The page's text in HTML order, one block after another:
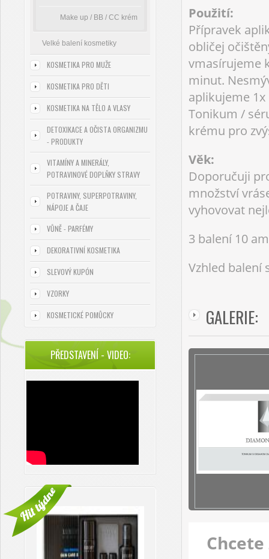
Make up / BB / CC krém
Velké balení kosmetiky
KOSMETIKA PRO MUŽE
KOSMETIKA PRO DĚTI
KOSMETIKA NA TĚLO A VLASY
DETOXIKACE A OČISTA ORGANIZMU
- PRODUKTY
VITAMÍNY A MINERÁLY,
POTRAVINOVÉ DOPLŇKY STRAVY
POTRAVINY, SUPERPOTRAVINY,
NÁPOJE A ČAJE
VŮNĚ - PARFÉMY
DEKORATIVNÍ KOSMETIKA
SLEVOVÝ KUPÓN
VZORKY
KOSMETICKÉ POMŮCKY
PŘEDSTAVENÍ - VIDEO:
Použití:
Přípravek
obličej
vmasírujeme
minut.
aplikujeme 1x
Tonikum /
krému pro
Věk:
Doporučuji
množství
vyhovovat
3 balení 10
Vzhled balení
GALERIE: